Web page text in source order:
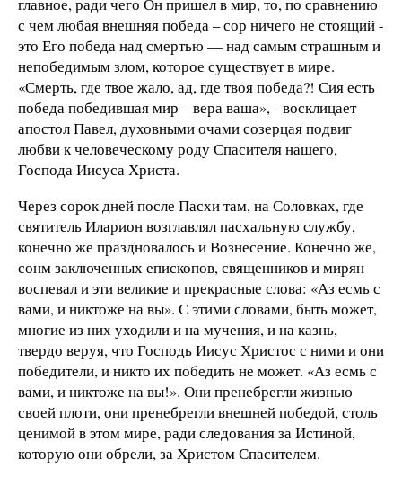
с чем любая внешняя победа – сор ничего не стоящий -
это Его победа над смертью — над самым страшным и
непобедимым злом, которое существует в мире.
«Смерть, где твое жало, ад, где твоя победа?! Сия есть
победа победившая мир – вера ваша», - восклицает
апостол Павел, духовными очами созерцая подвиг
любви к человеческому роду Спасителя нашего,
Господа Иисуса Христа.
Через сорок дней после Пасхи там, на Соловках, где
святитель Иларион возглавлял пасхальную службу,
конечно же праздновалось и Вознесение. Конечно же,
сонм заключенных епископов, священников и мирян
воспевал и эти великие и прекрасные слова: «Аз есмь с
вами, и никтоже на вы». С этими словами, быть может,
многие из них уходили и на мучения, и на казнь,
твердо веруя, что Господь Иисус Христос с ними и они
победители, и никто их победить не может. «Аз есмь с
вами, и никтоже на вы!». Они пренебрегли жизнью
своей плоти, они пренебрегли внешней победой, столь
ценимой в этом мире, ради следования за Истиной,
которую они обрели, за Христом Спасителем.